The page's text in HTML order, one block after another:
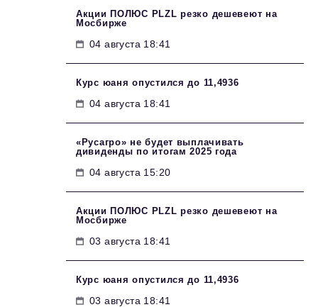
Акции ПОЛЮС PLZL резко дешевеют на
Мосбирже
04 августа 18:41
Курс юаня опустился до 11,4936
04 августа 18:41
«Русагро» не будет выплачивать
дивиденды по итогам 2025 года
04 августа 15:20
Акции ПОЛЮС PLZL резко дешевеют на
Мосбирже
03 августа 18:41
Курс юаня опустился до 11,4936
03 августа 18:41